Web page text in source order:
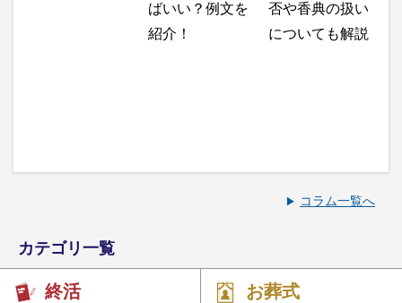
ばいい？例文を
紹介！
否や香典の扱い
についても解説
コラム一覧へ
カテゴリ一覧
終活 お葬式